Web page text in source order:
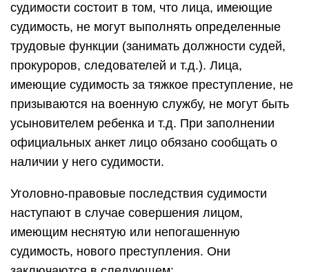
судимости состоит в том, что лица, имеющие
судимость, не могут выполнять определенные
трудовые функции (занимать должности судей,
прокуроров, следователей и т.д.). Лица,
имеющие судимость за тяжкое преступление, не
призываются на военную службу, не могут быть
усыновителем ребенка и т.д. При заполнении
официальных анкет лицо обязано сообщать о
наличии у него судимости.
Уголовно-правовые последствия судимости
наступают в случае совершения лицом,
имеющим неснятую или непогашенную
судимость, нового преступления. Они